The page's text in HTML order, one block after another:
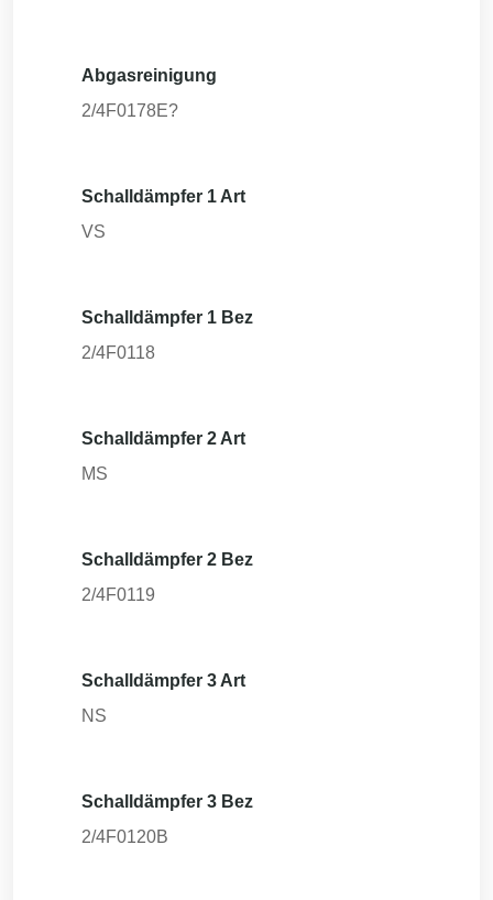
Abgasreinigung
2/4F0178E?
Schalldämpfer 1 Art
VS
Schalldämpfer 1 Bez
2/4F0118
Schalldämpfer 2 Art
MS
Schalldämpfer 2 Bez
2/4F0119
Schalldämpfer 3 Art
NS
Schalldämpfer 3 Bez
2/4F0120B